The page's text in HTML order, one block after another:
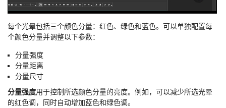
每个光晕包括三个颜色分量：红色、绿色和蓝色。可以单独配置每
个颜色分量并调整以下参数：
分量强度
分量距离
分量尺寸
分量强度用于控制所选颜色分量的亮度。例如，可以减少所选光晕
的红色调，同时自动增加蓝色和绿色调。